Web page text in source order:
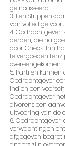
geïncasseerd.
3. Een
van volledige
4. Opdrachtgever
derden, die na
door Check-Inn
te vergoeden
overeengekomen.
5. Partijen
Opdrachtgever
Indien een
Opdrachtgever
alvorens een
uitvoering van de
6. Opdrachtgever
verwachtingen
afgegeven